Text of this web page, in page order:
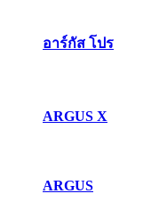
อาร์กัส โปร
ARGUS X
ARGUS